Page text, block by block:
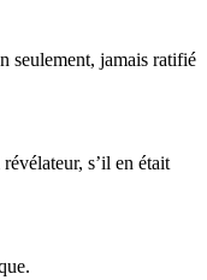
seulement, jamais ratifié
s’il en était